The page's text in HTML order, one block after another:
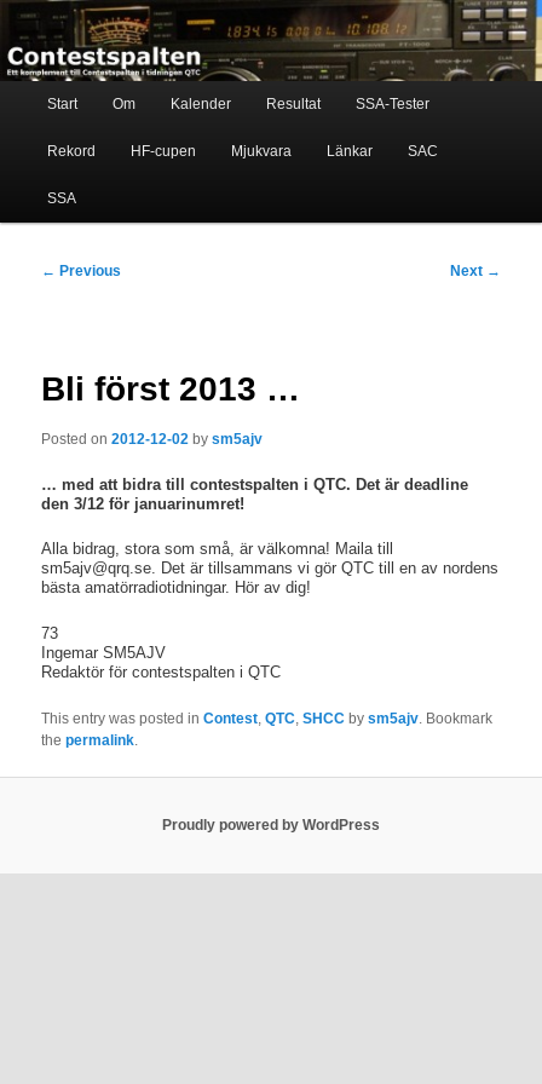
Skip
primary
content
Contestspalten
Ett komplement till contestspalten i tidningen QTC
Start Om Kalender Resultat SSA-Tester
Rekord HF-cupen Mjukvara Länkar SAC
SSA
Post
← Previous Next →
Bli först 2013 …
Posted on2012-12-02 bysm5ajv
… med att bidra till contestspalten i QTC. Det är deadline
den 3/12 för januarinumret!
Alla bidrag, stora som små, är välkomna! Maila till
sm5ajv@qrq.se. Det är tillsammans vi gör QTC till en av nordens
bästa amatörradiotidningar. Hör av dig!
73
Ingemar SM5AJV
Redaktör för contestspalten i QTC
This entry was posted inContest ,QTC ,SHCC bysm5ajv . Bookmark
thepermalink
Proudly powered by WordPress